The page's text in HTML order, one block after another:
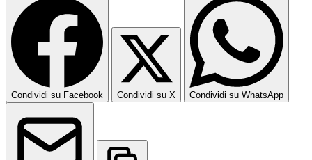
Condividi su Facebook Condividi su X Condividi su WhatsApp